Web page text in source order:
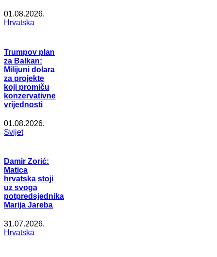
01.08.2026.
Hrvatska
Trumpov plan
za Balkan:
Milijuni dolara
za projekte
koji promiču
konzervativne
vrijednosti
01.08.2026.
Svijet
Damir Zorić:
Matica
hrvatska stoji
uz svoga
potpredsjednika
Marija Jareba
31.07.2026.
Hrvatska